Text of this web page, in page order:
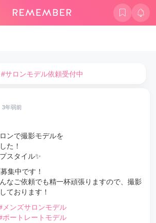
#サロンモデル依頼受付中
3年弱前
ンで撮影モデルを
た！
スタイル✨
集中です！
なご依頼でも精一杯頑張りますので、撮影
ております！
メンズサロンモデル
ポートレートモデル